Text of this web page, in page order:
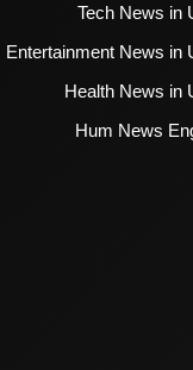
Tech News in
Entertainment News in
Health News in
Hum News